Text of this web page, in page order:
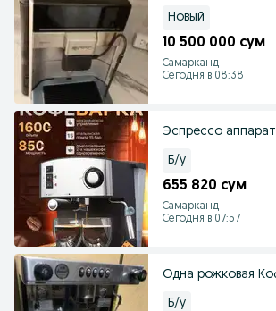
Новый
10 500 000 сум
Самарканд
Сегодня в 08:38
Эспрессо
Б/у
655 820 сум
Самарканд
Сегодня в 07:57
Одна рожковая
Б/у